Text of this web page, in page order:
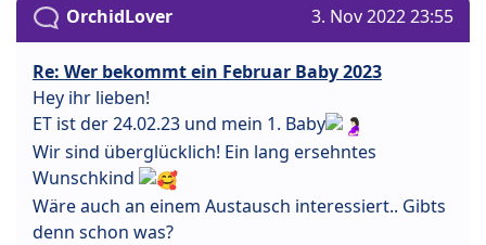
OrchidLover 3. Nov 2022 23:55
Re: Wer bekommt ein Februar Baby 2023
Hey ihr lieben!
ET ist der 24.02.23 und mein 1. Baby
Wir sind überglücklich! Ein lang ersehntes
Wunschkind
Wäre auch an einem Austausch interessiert.. Gibts
denn schon was?